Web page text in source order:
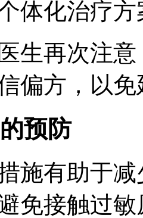
体化治疗方
生再次注
偏方，以
预防
施有助于
免接触过